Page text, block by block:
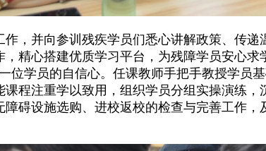
，并向参训残疾学员们悉心讲解政策、传
精心搭建优质学习平台，为残障学员安心
位学员的自信心。任课教师手把手教授学员
程注重学以致用，组织学员分组实操演练
碍设施选购、进校返校的检查与完善工作